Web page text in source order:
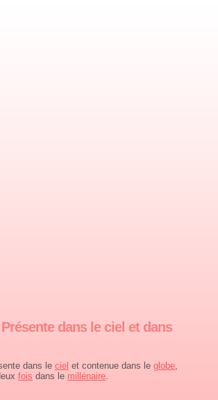
dans le ciel et dans
dans le ciel et contenue dans le globe,
fois dans le millénaire.